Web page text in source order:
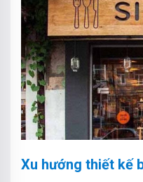
Xu hướng thiết kế